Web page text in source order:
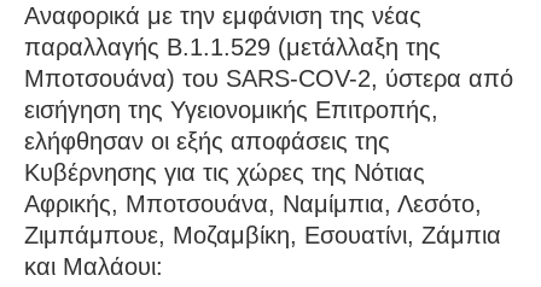
Αναφορικά με την εμφάνιση της νέας
παραλλαγής B.1.1.529 (μετάλλαξη της
Μποτσουάνα) του SARS-COV-2, ύστερα από
εισήγηση της Υγειονομικής Επιτροπής,
ελήφθησαν οι εξής αποφάσεις της
Kυβέρνησης για τις χώρες της Νότιας
Αφρικής, Μποτσουάνα, Ναμίμπια, Λεσότο,
Ζιμπάμπουε, Μοζαμβίκη, Εσουατίνι, Ζάμπια
και Μαλάουι: